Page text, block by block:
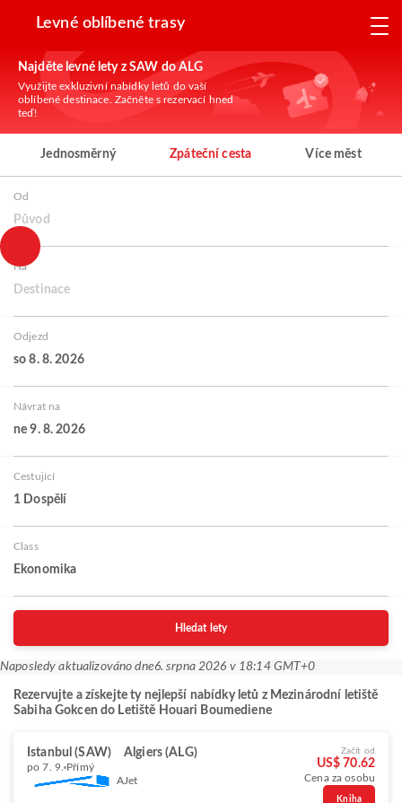
Levné oblíbené trasy
Najděte levné lety z SAW do ALG
Využijte exkluzivní nabídky letů do vaší
oblíbené destinace. Začněte s rezervací hned
teď!
Jednosměrný Zpáteční cesta Více měst
Od
Původ
Na
Destinace
Odjezd
so 8. 8. 2026
Návrat na
ne 9. 8. 2026
Cestující
1 Dospělí
Class
Ekonomika
Hledat lety
Naposledy aktualizováno dne6. srpna 2026 v 18:14 GMT+0
Rezervujte a získejte ty nejlepší nabídky letů z Mezinárodní letiště
Sabiha Gokcen do Letiště Houari Boumediene
Istanbul (SAW) Algiers (ALG)
po 7. 9. Přímý
AJet
Začít od
US$ 70.62
Cena za osobu
Kniha